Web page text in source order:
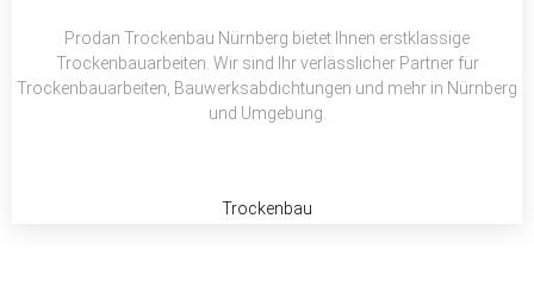
Prodan Trockenbau Nürnberg bietet Ihnen erstklassige
Trockenbauarbeiten. Wir sind Ihr verlässlicher Partner für
Trockenbauarbeiten, Bauwerksabdichtungen und mehr in Nürnberg
und Umgebung.
Trockenbau